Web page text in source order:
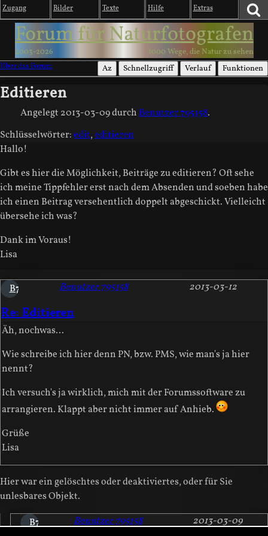
Zugang Bilder Texte Hilfe Extras
Forum für Naturfotografen
2003-2026
1000 Wege, die Natur zu sehen
Über das Forum
Az Schnellzugriff Verlauf Funktionen
Editieren
Angelegt 2013-03-09durchBenutzer 795158.
Schlüsselwörter:edit,editieren
Hallo!
Gibt es hier die Möglichkeit, Beiträge zu editieren? Oft sehe
ich meine Tippfehler erst nach dem Absenden und soeben habe
ich einen Beitrag versehentlich doppelt abgeschickt. Vielleicht
übersehe ich was?
Dank im Voraus!
Lisa
B7
Re: Editieren
2013-03-12
Benutzer 795158
Äh, nochwas...
Wie schreibe ich hier denn PN, bzw. PMS, wie man's ja hier
nennt?
Ich versuch's ja wirklich, mich mit der Forumssoftware zu
arrangieren. Klappt aber nicht immer auf Anhieb.
Grüße
Lisa
Hier war ein gelöschtes oder deaktiviertes, oder für Sie
unlesbares Objekt.
B7
2013-03-09
Benutzer 795158